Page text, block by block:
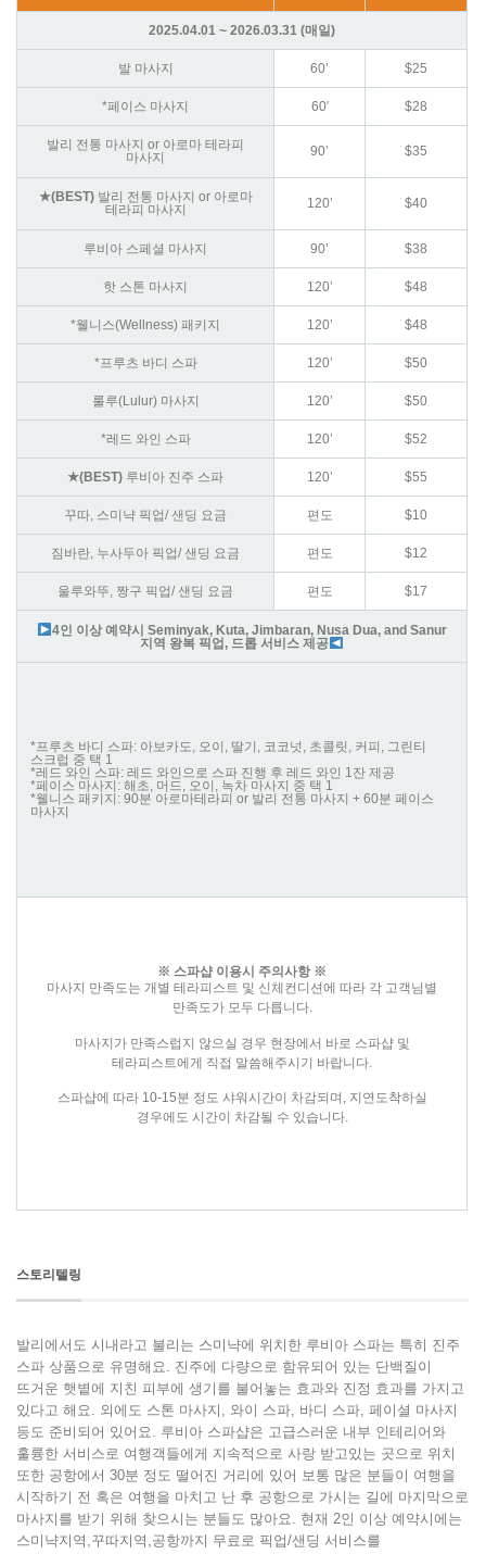
2025.04.01 ~ 2026.03.31 (매일)
발 마사지 60’ $25
*페이스 마사지 60′ $28
발리 전통 마사지 or 아로마 테라피
마사지
90’ $35
★(BEST)발리 전통 마사지 or 아로마
테라피 마사지
120’ $40
루비아 스페셜 마사지 90’ $38
핫 스톤 마사지 120’ $48
*웰니스(Wellness) 패키지 120’ $48
*프루츠 바디 스파 120’ $50
룰루(Lulur) 마사지 120’ $50
*레드 와인 스파 120’ $52
★(BEST) 루비아 진주 스파 120’ $55
꾸따, 스미냑 픽업/ 샌딩 요금 편도 $10
짐바란, 누사두아 픽업/ 샌딩 요금 편도 $12
울루와뚜, 짱구 픽업/ 샌딩 요금 편도 $17
4인 이상 예약시 Seminyak, Kuta, Jimbaran, Nusa Dua, and Sanur
지역 왕복 픽업, 드롭 서비스 제공
*프루츠 바디 스파: 아보카도, 오이, 딸기, 코코넛, 초콜릿, 커피, 그린티
스크럽 중 택 1
*레드 와인 스파: 레드 와인으로 스파 진행 후 레드 와인 1잔 제공
*페이스 마사지: 해초, 머드, 오이, 녹차 마사지 중 택 1
*웰니스 패키지: 90분 아로마테라피 or 발리 전통 마사지 + 60분 페이스
마사지
※ 스파샵 이용시 주의사항 ※
마사지 만족도는 개별 테라피스트 및 신체컨디션에 따라 각 고객님별
만족도가 모두 다릅니다.
마사지가 만족스럽지 않으실 경우 현장에서 바로 스파샵 및
테라피스트에게 직접 말씀해주시기 바랍니다.
스파샵에 따라 10-15분 정도 샤워시간이 차감되며, 지연도착하실
경우에도 시간이 차감될 수 있습니다.
스토리텔링
발리에서도 시내라고 불리는 스미냑에 위치한 루비아 스파는 특히 진주
스파 상품으로 유명해요. 진주에 다량으로 함유되어 있는 단백질이
뜨거운 햇볕에 지친 피부에 생기를 불어놓는 효과와 진정 효과를 가지고
있다고 해요. 외에도 스톤 마사지, 와이 스파, 바디 스파, 페이셜 마사지
등도 준비되어 있어요. 루비아 스파샵은 고급스러운 내부 인테리어와
훌륭한 서비스로 여행객들에게 지속적으로 사랑 받고있는 곳으로 위치
또한 공항에서 30분 정도 떨어진 거리에 있어 보통 많은 분들이 여행을
시작하기 전 혹은 여행을 마치고 난 후 공항으로 가시는 길에 마지막으로
마사지를 받기 위해 찾으시는 분들도 많아요. 현재 2인 이상 예약시에는
스미냑지역,꾸따지역,공항까지 무료로 픽업/샌딩 서비스를